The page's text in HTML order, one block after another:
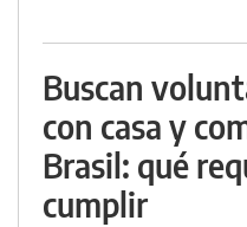
Buscan
con casa y
Brasil: qué
cumplir